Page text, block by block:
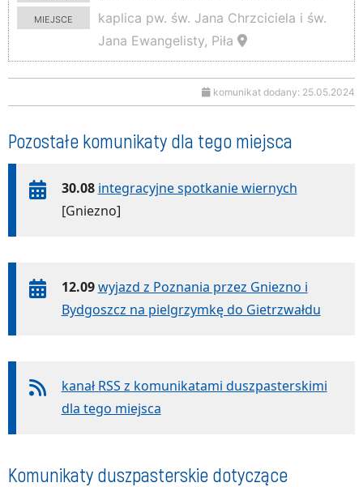
miejsce
kaplica pw. św. Jana Chrzciciela i św.
Jana Ewangelisty, Piła
komunikat dodany: 25.05.2024
Pozostałe komunikaty dla tego miejsca
30.08 integracyjne spotkanie wiernych
[Gniezno]
12.09 wyjazd z Poznania przez Gniezno i
Bydgoszcz na pielgrzymkę do Gietrzwałdu
kanał RSS z komunikatami duszpasterskimi
dla tego miejsca
Komunikaty duszpasterskie dotyczące